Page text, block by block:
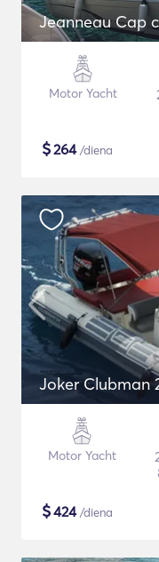
Jeanneau Cap
Motor Yacht
$264/diena
Joker Clubman
Motor Yacht
$424/diena